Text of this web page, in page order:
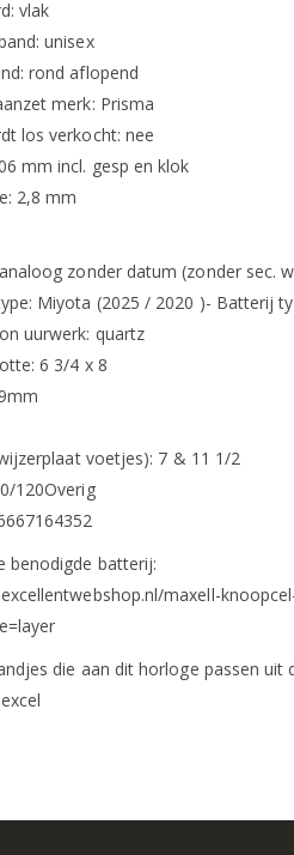
vlak
unisex
rond aflopend
merk: Prisma
los verkocht: nee
mm incl. gesp en klok
2,8 mm
zonder datum (zonder sec.
Miyota (2025 / 2020 )- Batterij
uurwerk: quartz
6 3/4 x 8
voetjes): 7 & 11 1/2
120Overig
benodigde batterij:
maxell-
die aan dit horloge passen uit